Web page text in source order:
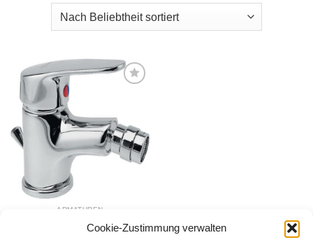
Cookie-Zustimmung verwalten
ARMATUREN
Bidetarmatur
SMILE